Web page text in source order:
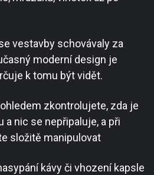
vestavby schovávaly za
moderní design je
k tomu být vidět.
zkontrolujete, zda je
a nic se nepřipaluje, a při
složitě manipulovat
kávy či vhození kapsle